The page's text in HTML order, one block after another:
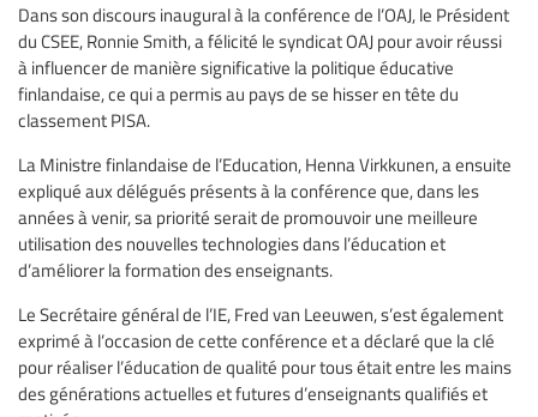
Dans son discours inaugural à la conférence de l’OAJ, le Président
du CSEE, Ronnie Smith, a félicité le syndicat OAJ pour avoir réussi
à influencer de manière significative la politique éducative
finlandaise, ce qui a permis au pays de se hisser en tête du
classement PISA.
La Ministre finlandaise de l’Education, Henna Virkkunen, a ensuite
expliqué aux délégués présents à la conférence que, dans les
années à venir, sa priorité serait de promouvoir une meilleure
utilisation des nouvelles technologies dans l’éducation et
d’améliorer la formation des enseignants.
Le Secrétaire général de l’IE, Fred van Leeuwen, s’est également
exprimé à l’occasion de cette conférence et a déclaré que la clé
pour réaliser l’éducation de qualité pour tous était entre les mains
des générations actuelles et futures d’enseignants qualifiés et